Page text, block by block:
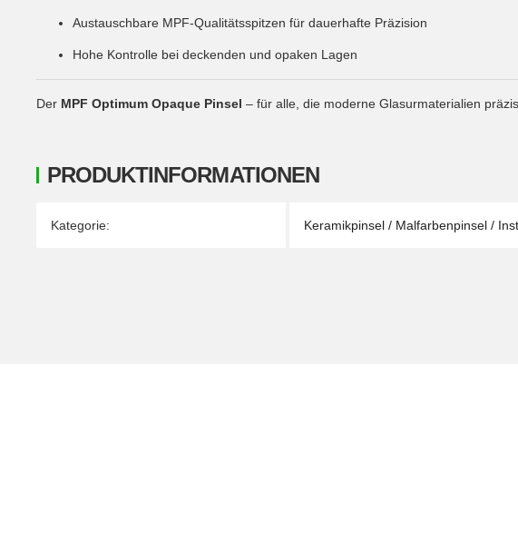
PRODUKTINFORMATIONEN
Produkteigenschaft
Wert
Kategorie: Keramikpinsel / Malfarbenpinsel /
Austauschbare MPF-Qualitätsspitzen für dauerhafte Präzision
Hohe Kontrolle bei deckenden und opaken Lagen
Der MPF Optimum Opaque Pinsel – für alle, die moderne Glasurmaterialien